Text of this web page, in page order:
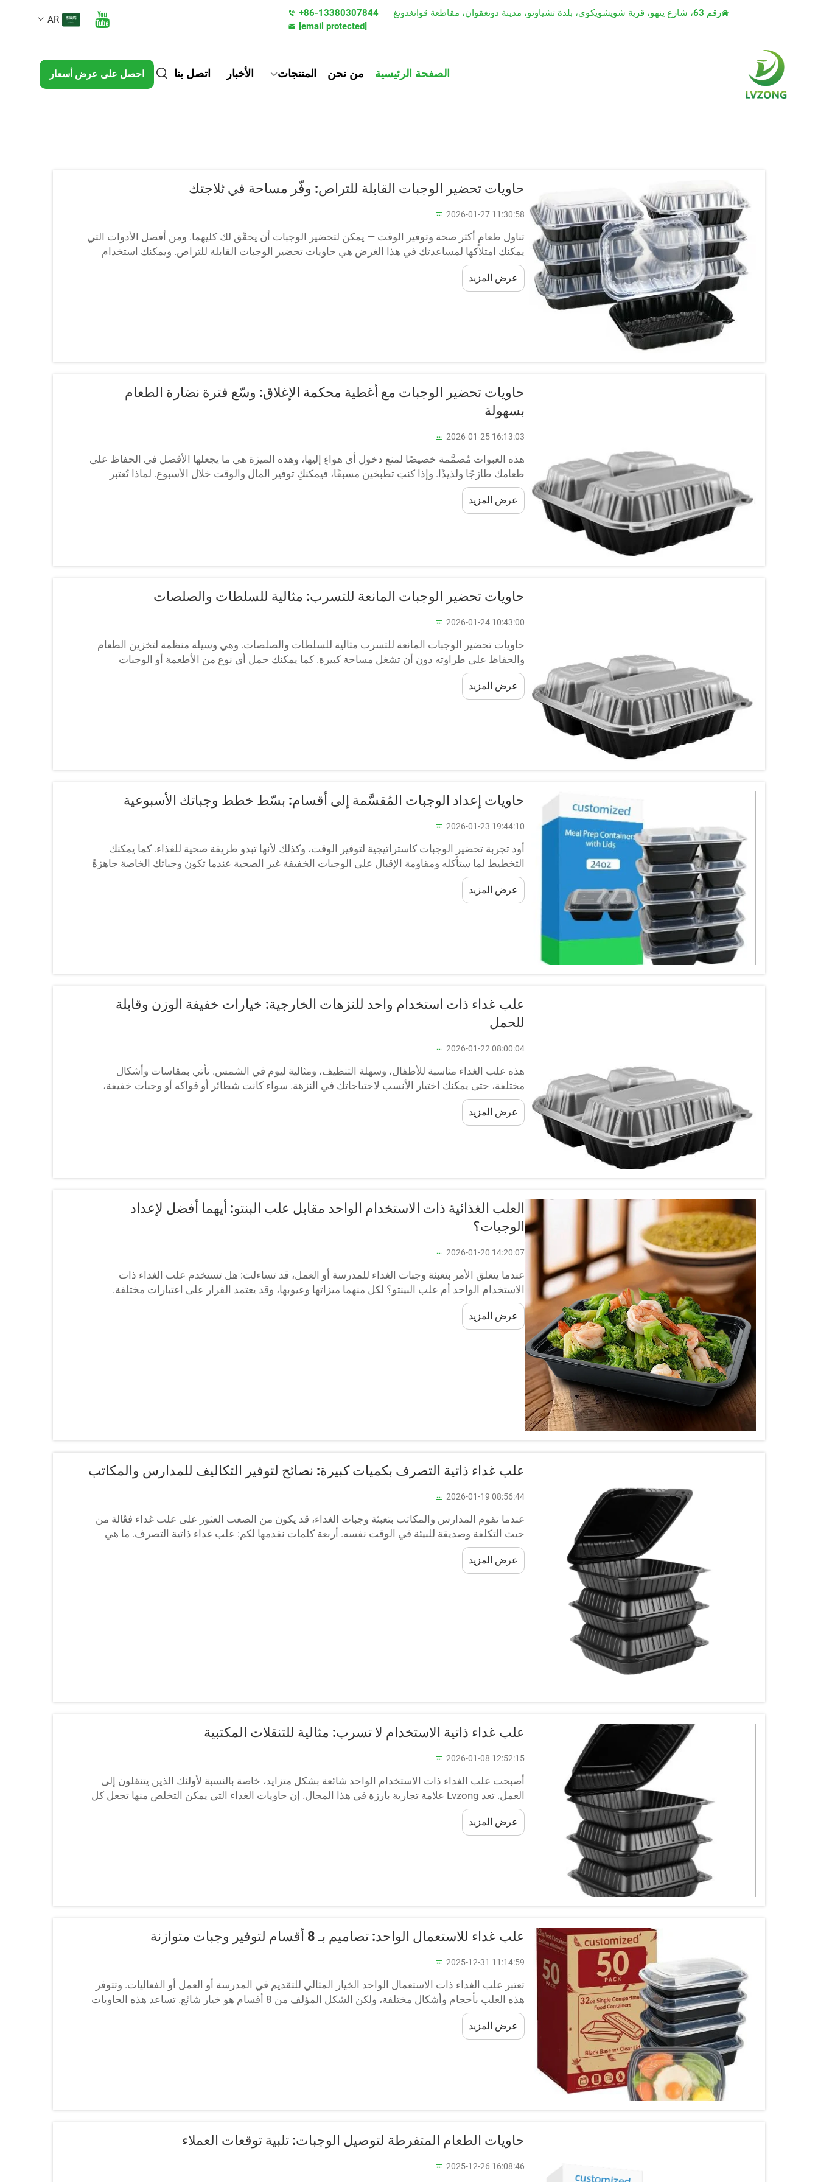
رقم 63، شارع ينهو، قرية شويشويكوي، بلدة تشياوتو، مدينة دونغقوان، مقاطعة قوانغدونغ
+86-13380307844
[email protected]
AR
الصفحة الرئيسية من نحن المنتجات الأخبار اتصل بنا احصل على عرض أسعار
حاويات تحضير الوجبات القابلة للتراص: وفّر مساحة في ثلاجتك
2026-01-27 11:30:58
تناول طعامٍ أكثر صحة وتوفير الوقت — يمكن لتحضير الوجبات أن يحقّق لك كليهما. ومن أفضل الأدوات التي
يمكنك امتلاكها لمساعدتك في هذا الغرض هي حاويات تحضير الوجبات القابلة للتراص. ويمكنك استخدام
هذه الحاويات لتقسيم وجباتك إلى حصص منفصلة وتخزين كل منها في حاوية خاصة بها. كما يمكنك ترتيبها
فوق بعضها بشكل متداخل...
عرض المزيد
حاويات تحضير الوجبات مع أغطية محكمة الإغلاق: وسّع فترة نضارة الطعام
بسهولة
2026-01-25 16:13:03
هذه العبوات مُصمَّمة خصيصًا لمنع دخول أي هواءٍ إليها، وهذه الميزة هي ما يجعلها الأفضل في الحفاظ على
طعامك طازجًا ولذيذًا. وإذا كنتِ تطبخين مسبقًا، فيمكنكِ توفير المال والوقت خلال الأسبوع. لماذا تُعتبر
عبوات التحضير المسبق للوجبات محكمة الإغلاق الخيار الأمثل؟ عبوات التحضير المسبق للوجبات محكمة
الإغلاق...
عرض المزيد
حاويات تحضير الوجبات المانعة للتسرب: مثالية للسلطات والصلصات
2026-01-24 10:43:00
حاويات تحضير الوجبات المانعة للتسرب مثالية للسلطات والصلصات. وهي وسيلة منظمة لتخزين الطعام
والحفاظ على طراوته دون أن تشغل مساحة كبيرة. كما يمكنك حمل أي نوع من الأطعمة أو الوجبات
الخفيفة دون أي تسرب إلى المدرسة أو مكان العمل أو النزهات. ومع الحاويات المناسبة...
عرض المزيد
حاويات إعداد الوجبات المُقسَّمة إلى أقسام: بسّط خطط وجباتك الأسبوعية
2026-01-23 19:44:10
أود تجربة تحضير الوجبات كاستراتيجية لتوفير الوقت، وكذلك لأنها تبدو طريقة صحية للغذاء. كما يمكنك
التخطيط لما ستأكله ومقاومة الإقبال على الوجبات الخفيفة غير الصحية عندما تكون وجباتك الخاصة جاهزةً
بيديك. ويصبح الأمر أسهلَ كثيرًا إذا استخدمت حاويات تحضير الوجبات...
عرض المزيد
علب غداء ذات استخدام واحد للنزهات الخارجية: خيارات خفيفة الوزن وقابلة
للحمل
2026-01-22 08:00:04
هذه علب الغداء مناسبة للأطفال، وسهلة التنظيف، ومثالية ليوم في الشمس. تأتي بمقاسات وأشكال
مختلفة، حتى يمكنك اختيار الأنسب لاحتياجاتك في النزهة. سواء كانت شطائر أو فواكه أو وجبات خفيفة،
فإن علب الغداء هذه ستجعل الأمر أسهل...
عرض المزيد
العلب الغذائية ذات الاستخدام الواحد مقابل علب البنتو: أيهما أفضل لإعداد
الوجبات؟
2026-01-20 14:20:07
عندما يتعلق الأمر بتعبئة وجبات الغداء للمدرسة أو العمل، قد تساءلت: هل تستخدم علب الغداء ذات
الاستخدام الواحد أم علب البينتو؟ لكل منهما ميزاتها وعيوبها، وقد يعتمد القرار على اعتبارات مختلفة.
صناديق بلاستيكية أو كرتونية ل...
عرض المزيد
علب غداء ذاتية التصرف بكميات كبيرة: نصائح لتوفير التكاليف للمدارس والمكاتب
2026-01-19 08:56:44
عندما تقوم المدارس والمكاتب بتعبئة وجبات الغداء، قد يكون من الصعب العثور على علب غداء فعّالة من
حيث التكلفة وصديقة للبيئة في الوقت نفسه. أربعة كلمات نقدمها لكم: علب غداء ذاتية التصرف. ما هي
مزايا شراء علب الغداء الذاتية التصرف بكميات كبيرة؟
عرض المزيد
علب غداء ذاتية الاستخدام لا تسرب: مثالية للتنقلات المكتبية
2026-01-08 12:52:15
أصبحت علب الغداء ذات الاستخدام الواحد شائعة بشكل متزايد، خاصة بالنسبة لأولئك الذين يتنقلون إلى
العمل. تعد Lvzong علامة تجارية بارزة في هذا المجال. إن حاويات الغداء التي يمكن التخلص منها تجعل كل
شيء مريحًا للغاية، وهي آمنة مرتين لطعامك....
عرض المزيد
علب غداء للاستعمال الواحد: تصاميم بـ 8 أقسام لتوفير وجبات متوازنة
2025-12-31 11:14:59
تعتبر علب الغداء ذات الاستعمال الواحد الخيار المثالي للتقديم في المدرسة أو العمل أو الفعاليات. وتتوفر
هذه العلب بأحجام وأشكال مختلفة، ولكن الشكل المؤلف من 8 أقسام هو خيار شائع. تساعد هذه الحاويات
المنقسمة الخاصة بالغداء على إبقاء الأطعمة المختلفة منفصلة، و...
عرض المزيد
حاويات الطعام المتفرطة لتوصيل الوجبات: تلبية توقعات العملاء
2025-12-26 16:08:46